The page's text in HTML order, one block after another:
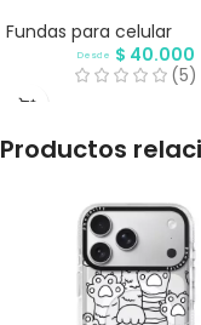
Fundas para celular
Desde $ 40.000
(5)
Productos